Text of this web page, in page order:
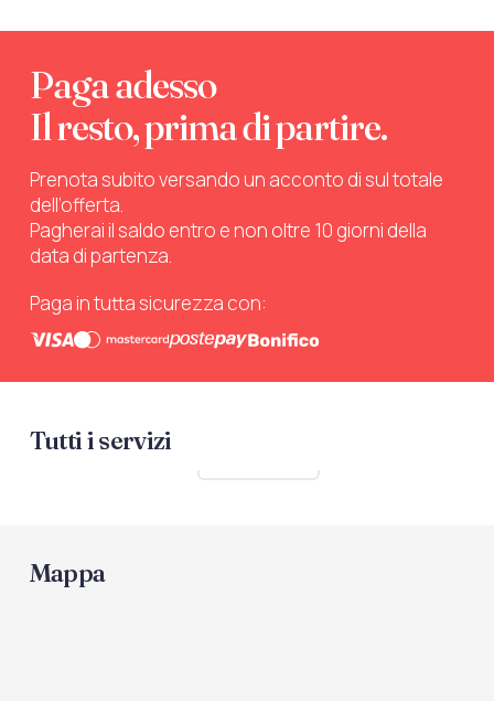
Paga adesso
Il resto, prima di partire.
Prenota subito versando un acconto di sul totale
dell’offerta.
Pagherai il saldo entro e non oltre 10 giorni della
data di partenza.
Paga in tutta sicurezza con:
Tutti i servizi
Mappa